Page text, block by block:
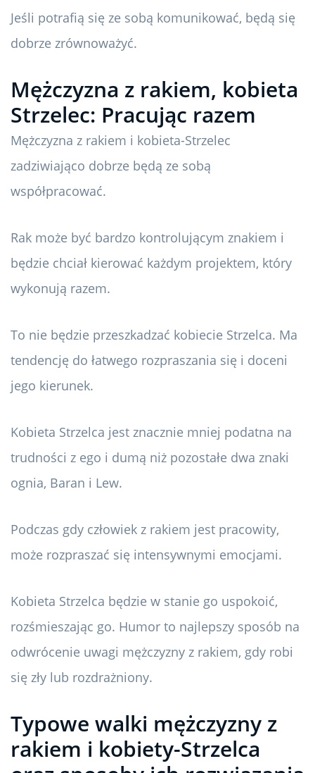
Jeśli potrafią się ze sobą komunikować, będą się
dobrze zrównoważyć.
Mężczyzna z rakiem, kobieta
Strzelec: Pracując razem
Mężczyzna z rakiem i kobieta-Strzelec
zadziwiająco dobrze będą ze sobą
współpracować.
Rak może być bardzo kontrolującym znakiem i
będzie chciał kierować każdym projektem, który
wykonują razem.
To nie będzie przeszkadzać kobiecie Strzelca. Ma
tendencję do łatwego rozpraszania się i doceni
jego kierunek.
Kobieta Strzelca jest znacznie mniej podatna na
trudności z ego i dumą niż pozostałe dwa znaki
ognia, Baran i Lew.
Podczas gdy człowiek z rakiem jest pracowity,
może rozpraszać się intensywnymi emocjami.
Kobieta Strzelca będzie w stanie go uspokoić,
rozśmieszając go. Humor to najlepszy sposób na
odwrócenie uwagi mężczyzny z rakiem, gdy robi
się zły lub rozdrażniony.
Typowe walki mężczyzny z
rakiem i kobiety-Strzelca